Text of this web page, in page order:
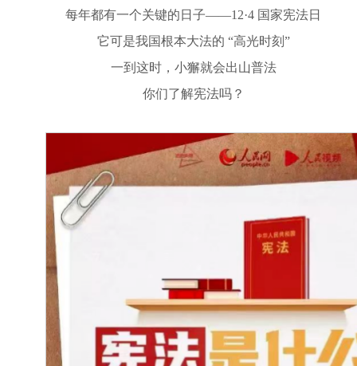
每年都有一个关键的日子——12·4 国家宪法日
它可是我国根本大法的 “高光时刻”
一到这时，小獬就会出山普法
你们了解宪法吗？